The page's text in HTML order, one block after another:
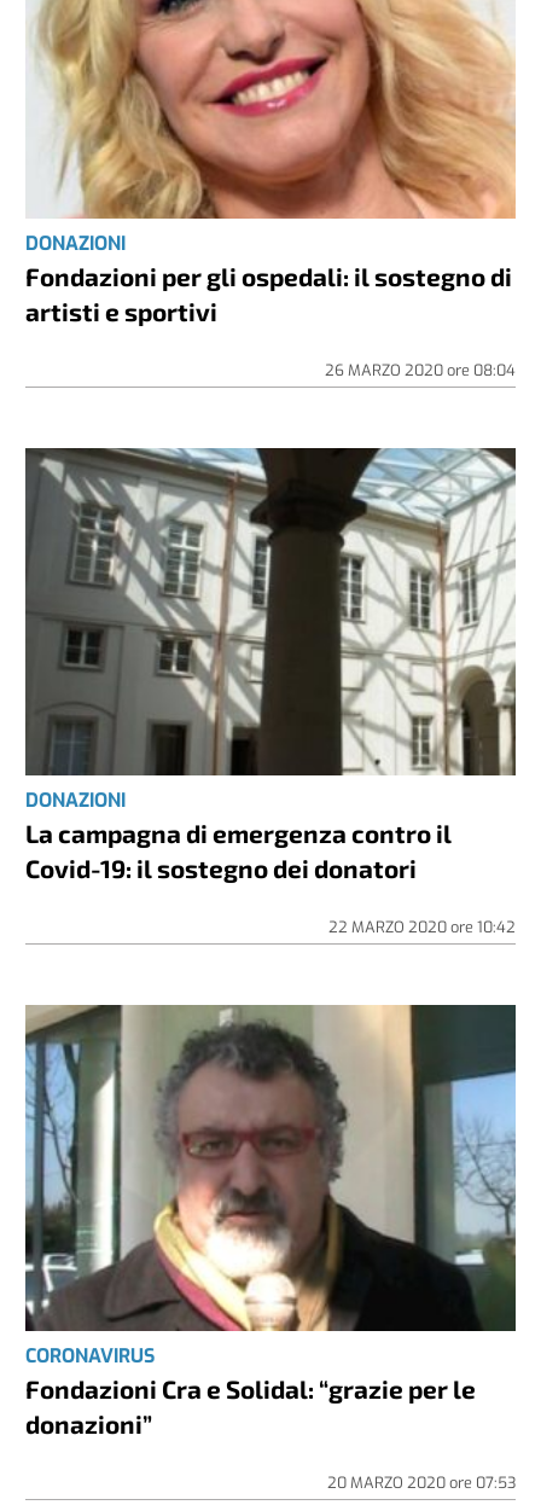
DONAZIONI
Fondazioni per gli ospedali: il sostegno di
artisti e sportivi
26 MARZO 2020ore 08:04
DONAZIONI
La campagna di emergenza contro il
Covid-19: il sostegno dei donatori
22 MARZO 2020ore 10:42
CORONAVIRUS
Fondazioni Cra e Solidal: “grazie per le
donazioni”
20 MARZO 2020ore 07:53